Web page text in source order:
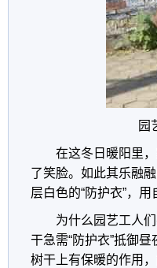
园
在这冬日暖阳里
了笑脸。如此其乐融
层白色的“防护衣”，
为什么园艺工人
干急需“防护衣”抵御
树干上有保暖的作用